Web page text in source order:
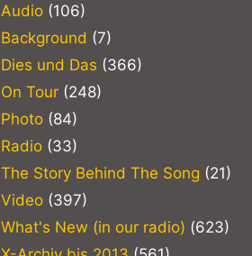
Audio(106)
Background (7)
Dies und Das (366)
On Tour(248)
Photo(84)
Radio(33)
The Story Behind The Song (21)
Video(397)
What's New (in our radio) (623)